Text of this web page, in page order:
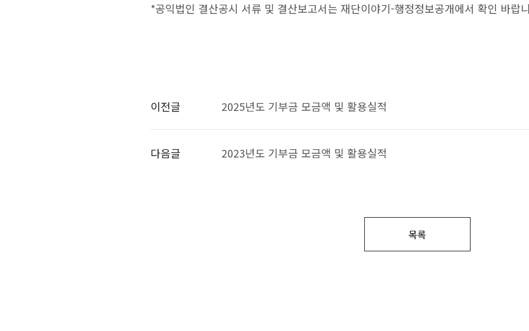
*공익법인 결산공시 서류 및 결산보고서는 재단이야기-행정정보공개에서 확인 바랍
이전글 2025년도 기부금 모금액 및 활용실적
다음글 2023년도 기부금 모금액 및 활용실적
목록